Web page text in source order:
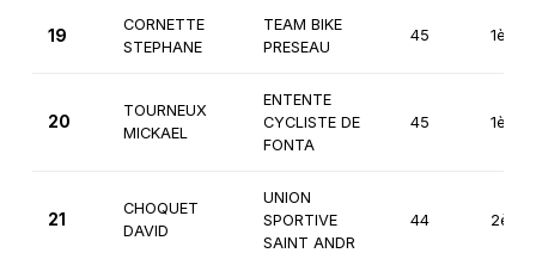
19
CORNETTE
STEPHANE
TEAM BIKE
PRESEAU
45 1ère
20
TOURNEUX
MICKAEL
ENTENTE
CYCLISTE DE
FONTA
45 1ère
21
CHOQUET
DAVID
UNION
SPORTIVE
SAINT ANDR
44 2ème